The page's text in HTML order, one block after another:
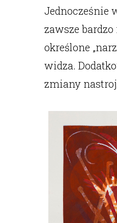
Jednocześnie
zawsze
określone
widza.
zmiany